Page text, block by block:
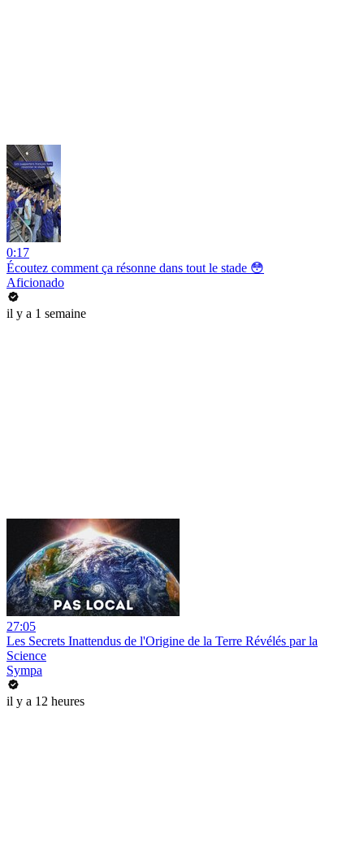
0:17
Écoutez comment ça résonne dans tout le stade 😳
Aficionado
il y a 1 semaine
27:05
Les Secrets Inattendus de l'Origine de la Terre Révélés par la
Science
Sympa
il y a 12 heures